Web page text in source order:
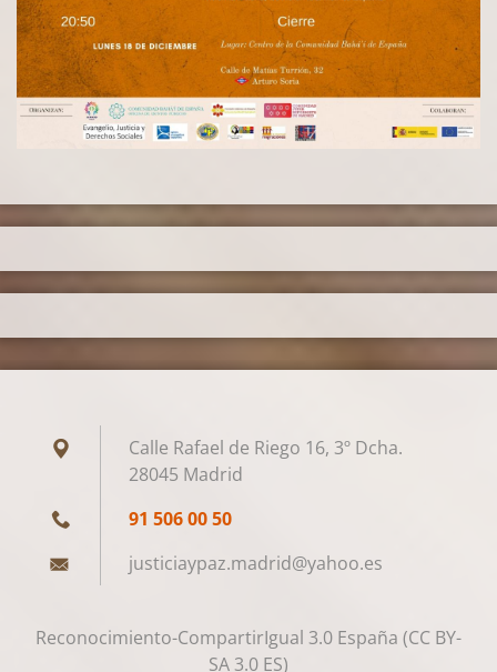
Calle Rafael de Riego 16, 3º Dcha.
28045 Madrid
91 506 00 50
justiciaypaz.madrid@yahoo.es
Reconocimiento-CompartirIgual 3.0 España (CC BY-
SA 3.0 ES)